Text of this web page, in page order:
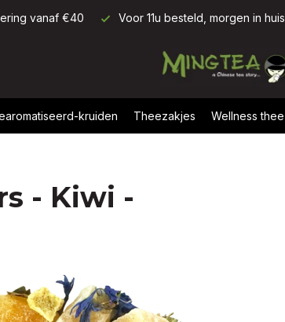
vanaf €40 Voor 11u besteld, morgen in huis
kruiden Theezakjes Wellness thee
- Kiwi -